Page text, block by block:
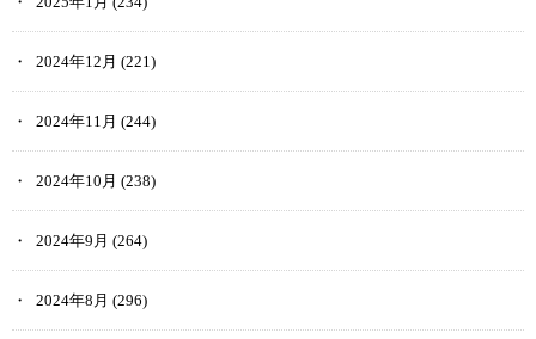
2024年12月 (221)
2024年11月 (244)
2024年10月 (238)
2024年9月 (264)
2024年8月 (296)